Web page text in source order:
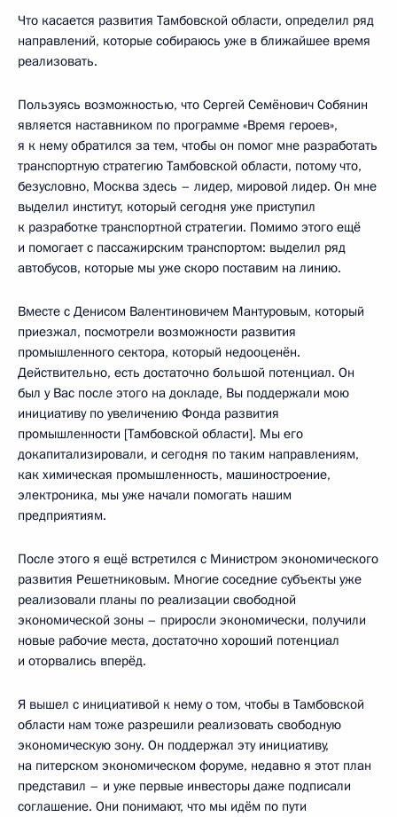
Что касается развития Тамбовской области, определил ряд
направлений, которые собираюсь уже в ближайшее время
реализовать.
Пользуясь возможностью, что Сергей Семёнович Собянин
является наставником по программе «Время героев»,
я к нему обратился за тем, чтобы он помог мне разработать
транспортную стратегию Тамбовской области, потому что,
безусловно, Москва здесь – лидер, мировой лидер. Он мне
выделил институт, который сегодня уже приступил
к разработке транспортной стратегии. Помимо этого ещё
и помогает с пассажирским транспортом: выделил ряд
автобусов, которые мы уже скоро поставим на линию.
Вместе с Денисом Валентиновичем Мантуровым, который
приезжал, посмотрели возможности развития
промышленного сектора, который недооценён.
Действительно, есть достаточно большой потенциал. Он
был у Вас после этого на докладе, Вы поддержали мою
инициативу по увеличению Фонда развития
промышленности [Тамбовской области]. Мы его
докапитализировали, и сегодня по таким направлениям,
как химическая промышленность, машиностроение,
электроника, мы уже начали помогать нашим
предприятиям.
После этого я ещё встретился с Министром экономического
развития Решетниковым. Многие соседние субъекты уже
реализовали планы по реализации свободной
экономической зоны – приросли экономически, получили
новые рабочие места, достаточно хороший потенциал
и оторвались вперёд.
Я вышел с инициативой к нему о том, чтобы в Тамбовской
области нам тоже разрешили реализовать свободную
экономическую зону. Он поддержал эту инициативу,
на питерском экономическом форуме, недавно я этот план
представил – и уже первые инвесторы даже подписали
соглашение. Они понимают, что мы идём по пути